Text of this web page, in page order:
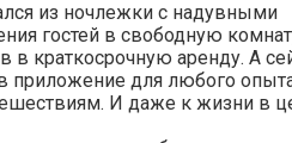
из ночлежки с надувными
гостей в свободную
в краткосрочную аренду. А
приложение для любого
И даже к жизни в